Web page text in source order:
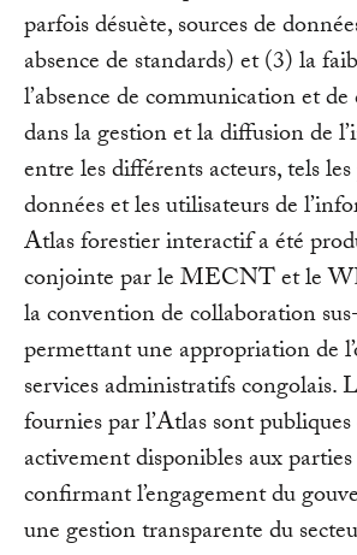
parfois désuète, sources de
absence de standards) et (3) la
l’absence de communication et
dans la gestion et la diffusion de
entre les différents acteurs, tels
données et les utilisateurs de
Atlas forestier interactif a été
conjointe par le MECNT et le
la convention de collaboration
permettant une appropriation de
services administratifs congolais.
fournies par l’Atlas sont
activement disponibles aux
confirmant l’engagement du
une gestion transparente du